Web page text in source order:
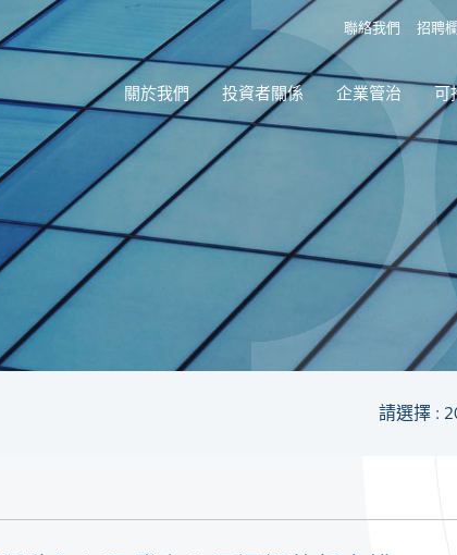
聯絡我們 招聘欄
關於我們 投資者關係 企業管治 可
請選擇 :